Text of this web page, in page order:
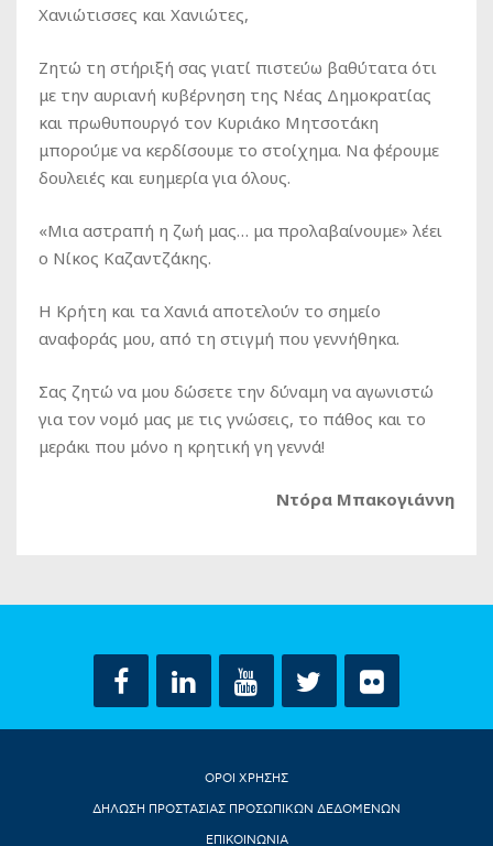
Χανιώτισσες και Χανιώτες,
Ζητώ τη στήριξή σας γιατί πιστεύω βαθύτατα ότι
με την αυριανή κυβέρνηση της Νέας Δημοκρατίας
και πρωθυπουργό τον Κυριάκο Μητσοτάκη
μπορούμε να κερδίσουμε το στοίχημα. Να φέρουμε
δουλειές και ευημερία για όλους.
«Μια αστραπή η ζωή μας… μα προλαβαίνουμε» λέει
ο Νίκος Καζαντζάκης.
Η Κρήτη και τα Χανιά αποτελούν το σημείο
αναφοράς μου, από τη στιγμή που γεννήθηκα.
Σας ζητώ να μου δώσετε την δύναμη να αγωνιστώ
για τον νομό μας με τις γνώσεις, το πάθος και το
μεράκι που μόνο η κρητική γη γεννά!
Ντόρα Μπακογιάννη
ΟΡΟΙ ΧΡΗΣΗΣ
ΔΗΛΩΣΗ ΠΡΟΣΤΑΣΙΑΣ ΠΡΟΣΩΠΙΚΩΝ ΔΕΔΟΜΕΝΩΝ
ΕΠΙΚΟΙΝΩΝΙΑ